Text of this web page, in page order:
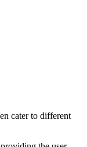
cater to different